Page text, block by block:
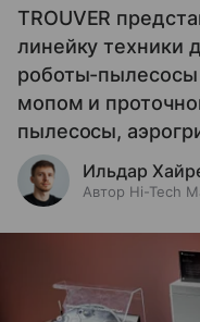
TROUVER
линейку техники
роботы-
мопом и
пылесосы,
Ильдар
Автор Hi-Tech